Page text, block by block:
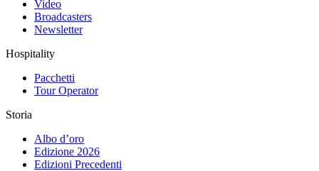
Video
Broadcasters
Newsletter
Hospitality
Pacchetti
Tour Operator
Storia
Albo d’oro
Edizione 2026
Edizioni Precedenti